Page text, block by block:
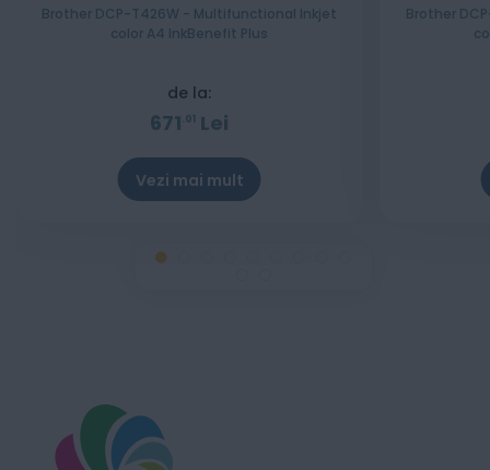
Brother DCP-T426W - Multifunctional Inkjet
color A4 InkBenefit Plus
de la:
671 01 Lei
Vezi mai mult
Stoc epuizat
Brother